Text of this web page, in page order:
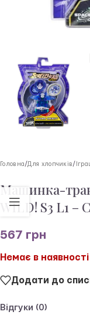
Головна /Для хлопчиків /
Машинка-
WILD! S3 L1
567 грн
Немає в наявності
Додати до
Відгуки (0)